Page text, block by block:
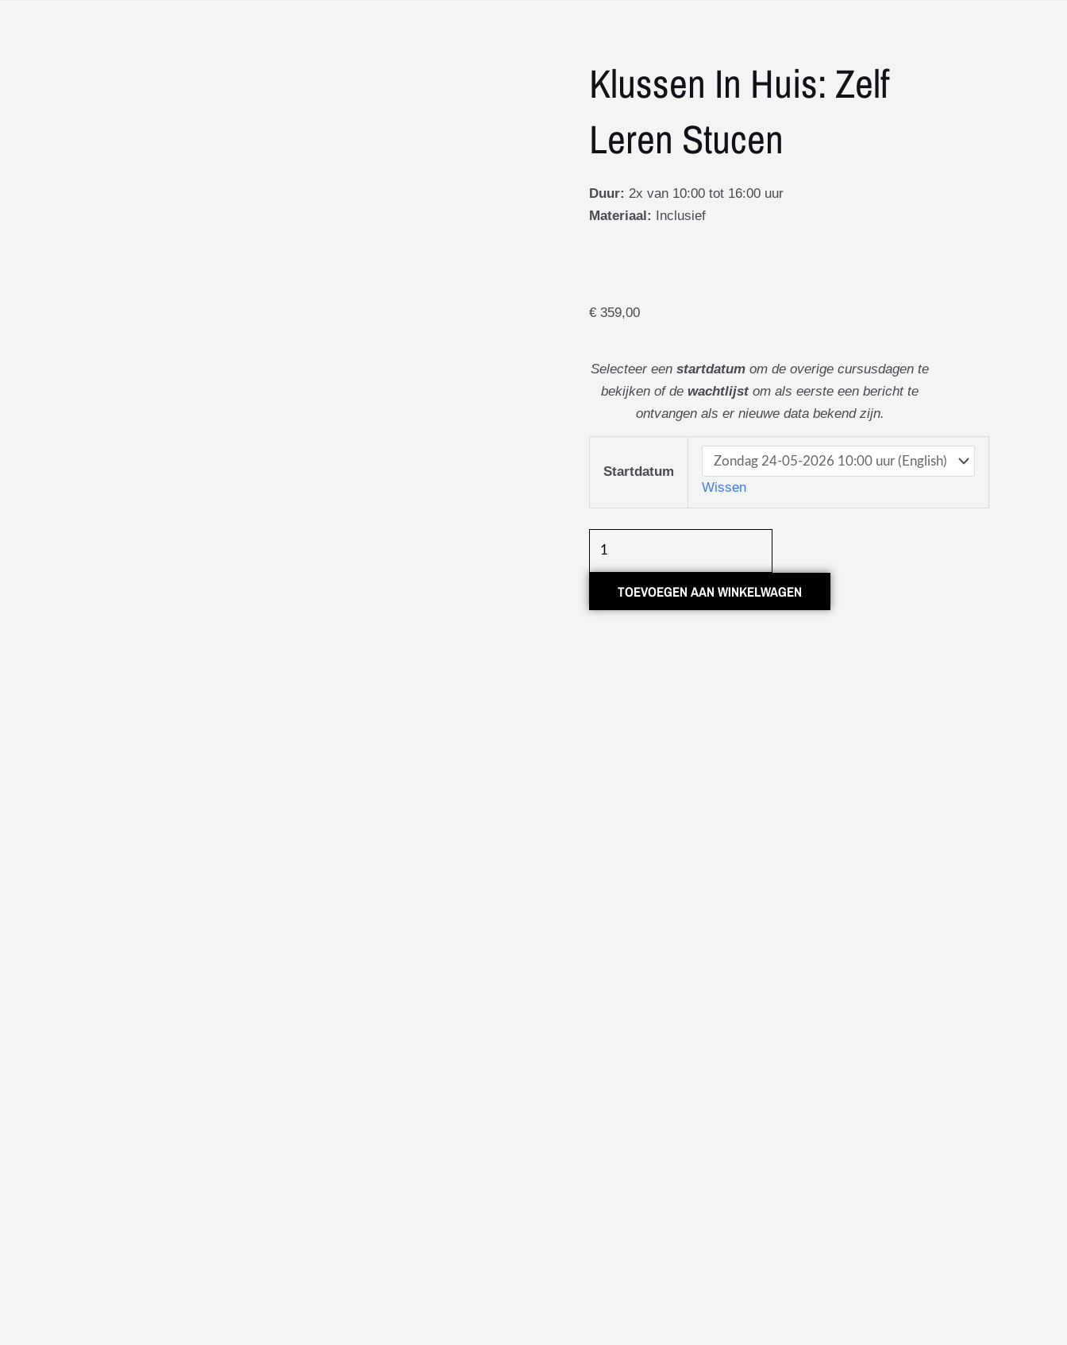
Klussen In Huis: Zelf
Leren Stucen
Duur: 2x van 10:00 tot 16:00 uur
Materiaal: Inclusief
€ 359,00
Selecteer een startdatum om de overige cursusdagen te
bekijken of de wachtlijstom als eerste een bericht te
ontvangen als er nieuwe data bekend zijn.
Startdatum
Wissen
Zelf
leren
stucen
TOEVOEGEN AAN WINKELWAGEN